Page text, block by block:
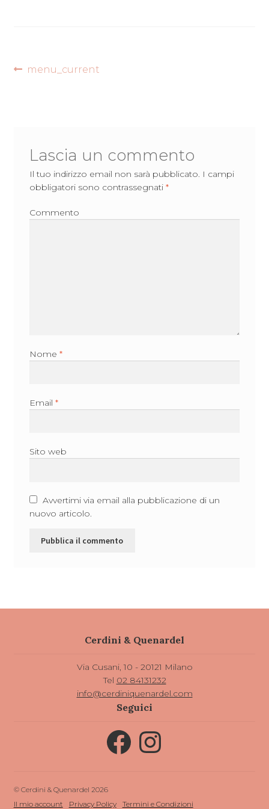
Navigazione
Articolo
menu_current
Lascia un commento
Il tuo indirizzo email non sarà pubblicato. I campi
obbligatori sono contrassegnati *
Commento
Nome *
Email *
Sito web
Avvertimi via email alla pubblicazione di un
nuovo articolo.
Cerdini & Quenardel
Via Cusani, 10 - 20121 Milano
Tel 02 84131232
info@cerdiniquenardel.com
Seguici
FacebookInstagram
© Cerdini & Quenardel 2026
Il mio account
Privacy Policy Termini e Condizioni